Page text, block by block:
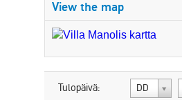
View the map
Tulopäivä: DD